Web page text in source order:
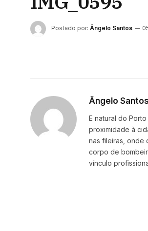
Postado por: Ângelo Santos
Ângelo Santos
E natural do
proximidade à
nas fileiras, onde
corpo de
vínculo